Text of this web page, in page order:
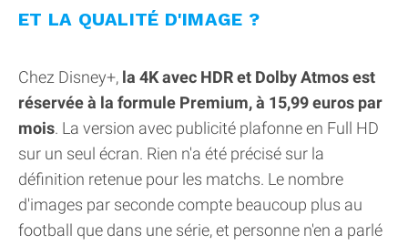
ET LA QUALITÉ D'IMAGE ?
Chez Disney+, la 4K avec HDR et Dolby Atmos est
réservée à la formule Premium, à 15,99 euros par
mois. La version avec publicité plafonne en Full HD
sur un seul écran. Rien n'a été précisé sur la
définition retenue pour les matchs. Le nombre
d'images par seconde compte beaucoup plus au
football que dans une série, et personne n'en a parlé